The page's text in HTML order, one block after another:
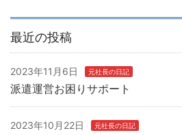
最近の投稿
2023年11月6日 元社長の日記
派遣運営お困りサポート
2023年10月22日 元社長の日記